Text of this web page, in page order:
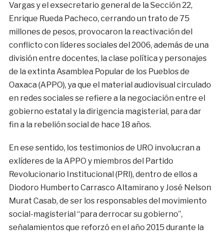
Vargas y el exsecretario general de la Sección 22,
Enrique Rueda Pacheco, cerrando un trato de 75
millones de pesos, provocaron la reactivación del
conflicto con líderes sociales del 2006, además de una
división entre docentes, la clase política y personajes
de la extinta Asamblea Popular de los Pueblos de
Oaxaca (APPO), ya que el material audiovisual circulado
en redes sociales se refiere a la negociación entre el
gobierno estatal y la dirigencia magisterial, para dar
fin a la rebelión social de hace 18 años.
En ese sentido, los testimonios de URO involucran a
exlíderes de la APPO y miembros del Partido
Revolucionario Institucional (PRI), dentro de ellos a
Diodoro Humberto Carrasco Altamirano y José Nelson
Murat Casab, de ser los responsables del movimiento
social-magisterial “para derrocar su gobierno”,
señalamientos que reforzó en el año 2015 durante la